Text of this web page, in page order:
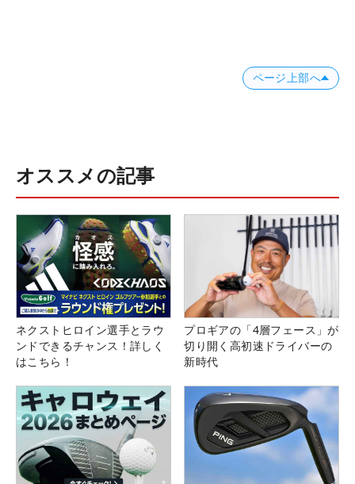
ページ上部へ
オススメの記事
ネクストヒロイン選手とラウ
ンドできるチャンス！詳しく
はこちら！
プロギアの「4層フェース」が
切り開く高初速ドライバーの
新時代